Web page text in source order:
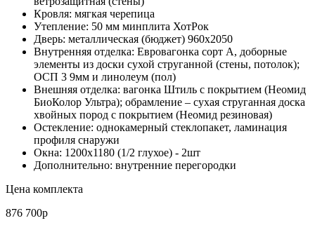
Кровля: мягкая черепица
Утепление: 50 мм минплита ХотРок
Дверь: металлическая (бюджет) 960х2050
Внутренняя отделка: Евровагонка сорт А, доборные
элементы из доски сухой струганной (стены, потолок);
ОСП 3 9мм и линолеум (пол)
Внешняя отделка: вагонка Штиль с покрытием (Неомид
БиоКолор Ультра); обрамление – сухая струганная доска
хвойных пород с покрытием (Неомид резиновая)
Остекление: однокамерный стеклопакет, ламинация
профиля снаружи
Окна: 1200х1180 (1/2 глухое) - 2шт
Дополнительно: внутренние перегородки
Цена комплекта
876 700р